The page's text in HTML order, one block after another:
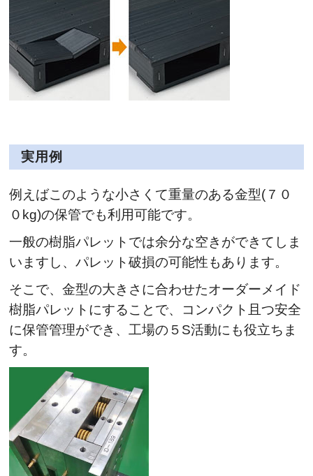
実用例
例えばこのような小さくて重量のある金型(７０
０kg)の保管でも利用可能です。
一般の樹脂パレットでは余分な空きができてしま
いますし、パレット破損の可能性もあります。
そこで、金型の大きさに合わせたオーダーメイド
樹脂パレットにすることで、コンパクト且つ安全
に保管管理ができ、工場の５S活動にも役立ちま
す。